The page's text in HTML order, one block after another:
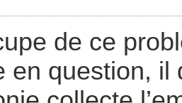
de ce
en question, il